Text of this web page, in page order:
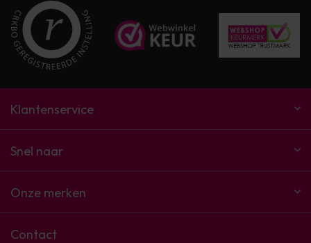
Klantenservice
Snel naar
Onze merken
Contact